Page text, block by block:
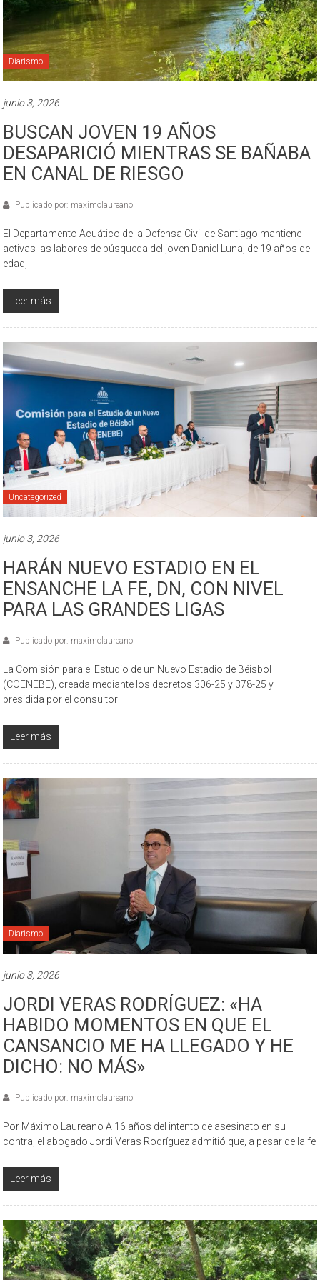
Diarismo
junio 3, 2026
BUSCAN JOVEN 19 AÑOS
DESAPARICIÓ MIENTRAS SE BAÑABA
EN CANAL DE RIESGO
Publicado por: maximolaureano
El Departamento Acuático de la Defensa Civil de Santiago mantiene
activas las labores de búsqueda del joven Daniel Luna, de 19 años de
edad,
Leer más
Uncategorized
junio 3, 2026
HARÁN NUEVO ESTADIO EN EL
ENSANCHE LA FE, DN, CON NIVEL
PARA LAS GRANDES LIGAS
Publicado por: maximolaureano
La Comisión para el Estudio de un Nuevo Estadio de Béisbol
(COENEBE), creada mediante los decretos 306-25 y 378-25 y
presidida por el consultor
Leer más
Diarismo
junio 3, 2026
JORDI VERAS RODRÍGUEZ: «HA
HABIDO MOMENTOS EN QUE EL
CANSANCIO ME HA LLEGADO Y HE
DICHO: NO MÁS»
Publicado por: maximolaureano
Por Máximo Laureano A 16 años del intento de asesinato en su
contra, el abogado Jordi Veras Rodríguez admitió que, a pesar de la fe
Leer más